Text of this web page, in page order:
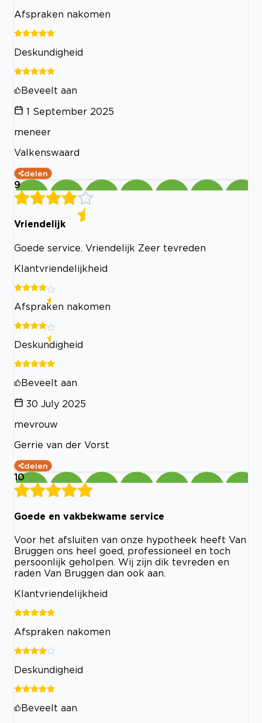
Afspraken nakomen
Deskundigheid
Beveelt aan
1 September 2025
meneer
Valkenswaard
delen
9
Vriendelijk
Goede service. Vriendelijk Zeer tevreden
Klantvriendelijkheid
Afspraken nakomen
Deskundigheid
Beveelt aan
30 July 2025
mevrouw
Gerrie van der Vorst
delen
10
Goede en vakbekwame service
Voor het afsluiten van onze hypotheek heeft Van
Bruggen ons heel goed, professioneel en toch
persoonlijk geholpen. Wij zijn dik tevreden en
raden Van Bruggen dan ook aan.
Klantvriendelijkheid
Afspraken nakomen
Deskundigheid
Beveelt aan